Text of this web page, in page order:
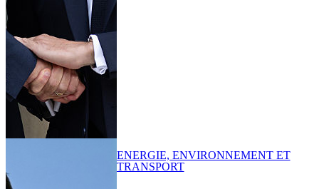
ENERGIE, ENVIRONNEMENT ET
TRANSPORT